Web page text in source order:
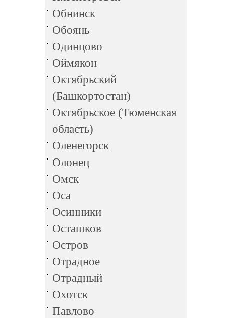
Обнинск
Обоянь
Одинцово
Оймякон
Октябрьский
(Башкортостан)
Октябрьское (Тюменская
область)
Оленегорск
Олонец
Омск
Оса
Осинники
Осташков
Остров
Отрадное
Отрадный
Охотск
Павлово